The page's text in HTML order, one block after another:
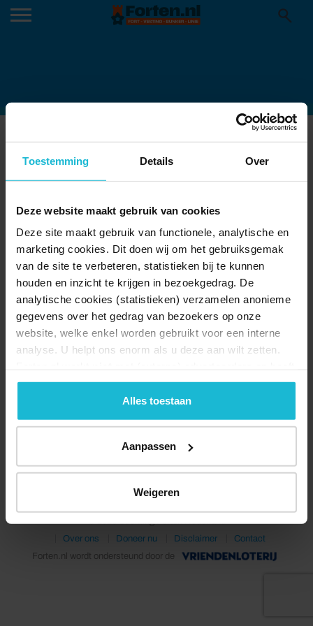
Toestemming Details Over
Deze website maakt gebruik van cookies
Deze site maakt gebruik van functionele, analytische en
marketing cookies. Dit doen wij om het gebruiksgemak
van de site te verbeteren, statistieken bij te kunnen
houden en inzicht te krijgen in bezoekgedrag. De
analytische cookies (statistieken) verzamelen anonieme
gegevens over het gedrag van bezoekers op onze
website, welke enkel worden gebruikt voor een interne
analyse. U helpt ons enorm als u deze aan wilt zetten.
geen commerciële doelstelling. U kunt deze cookies via
de knoppen accepteren, beheren of weigeren.
Alles toestaan
Aanpassen
Weigeren
© 2026 Stichting Forten Nederland
Over ons
Doneer nu Disclaimer
Contact
Forten.nl wordt ondersteund door de